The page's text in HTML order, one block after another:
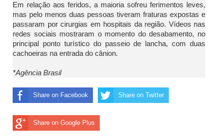
Em relação aos feridos, a maioria sofreu ferimentos leves,
mas pelo menos duas pessoas tiveram fraturas expostas e
passaram por cirurgias em hospitais da região. Vídeos nas
redes sociais mostraram o momento do desabamento, no
principal ponto turístico do passeio de lancha, com duas
cachoeiras na entrada do cânion.
*Agência Brasil
Share on Facebook Share on Twitter
Share on Google Plus